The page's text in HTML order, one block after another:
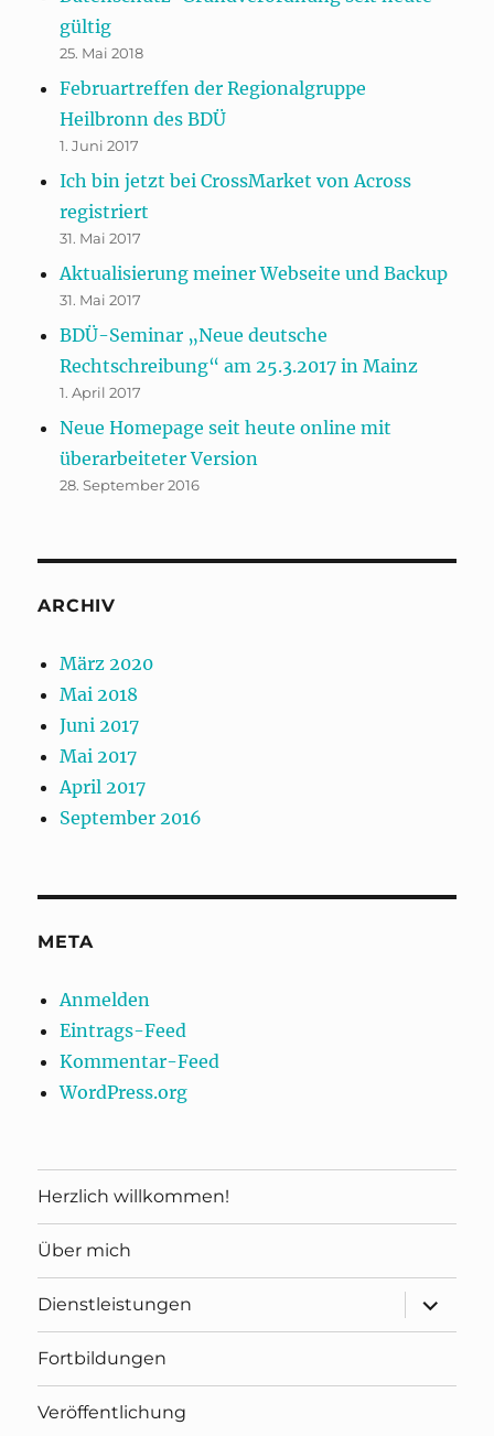
gültig
25. Mai 2018
Februartreffen der Regionalgruppe
Heilbronn des BDÜ
1. Juni 2017
Ich bin jetzt bei CrossMarket von Across
registriert
31. Mai 2017
Aktualisierung meiner Webseite und Backup
31. Mai 2017
BDÜ-Seminar „Neue deutsche
Rechtschreibung“ am 25.3.2017 in Mainz
1. April 2017
Neue Homepage seit heute online mit
überarbeiteter Version
28. September 2016
ARCHIV
März 2020
Mai 2018
Juni 2017
Mai 2017
April 2017
September 2016
META
Anmelden
Eintrags-Feed
Kommentar-Feed
WordPress.org
Herzlich willkommen!
Über mich
Dienstleistungen
öffnen
Fortbildungen
Veröffentlichung